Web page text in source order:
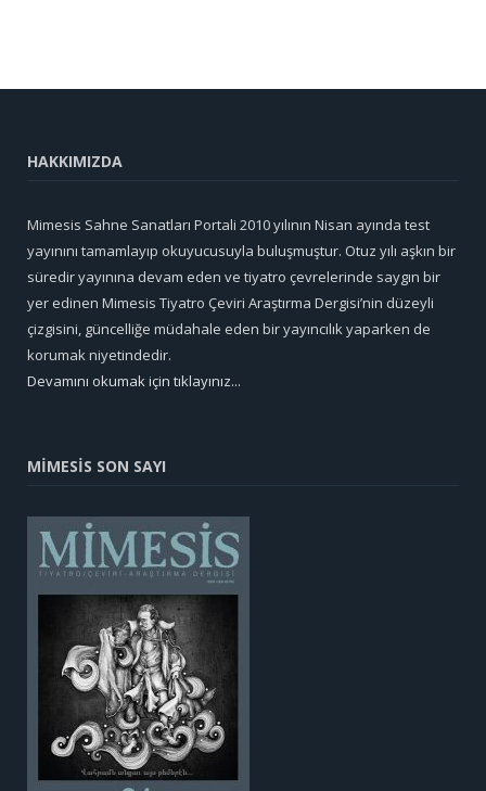
HAKKIMIZDA
Mimesis Sahne Sanatları Portali 2010 yılının Nisan ayında test
yayınını tamamlayıp okuyucusuyla buluşmuştur. Otuz yılı aşkın bir
süredir yayınına devam eden ve tiyatro çevrelerinde saygın bir
yer edinen Mimesis Tiyatro Çeviri Araştırma Dergisi’nin düzeyli
çizgisini, güncelliğe müdahale eden bir yayıncılık yaparken de
korumak niyetindedir.
Devamını okumak için tıklayınız...
MİMESİS SON SAYI